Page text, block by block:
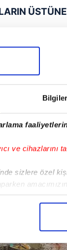
Bilgiler
ve cihazlarını
sizlere özel
gelen
çerezlere izin
binanın
görürken
olay yerine
sokakta